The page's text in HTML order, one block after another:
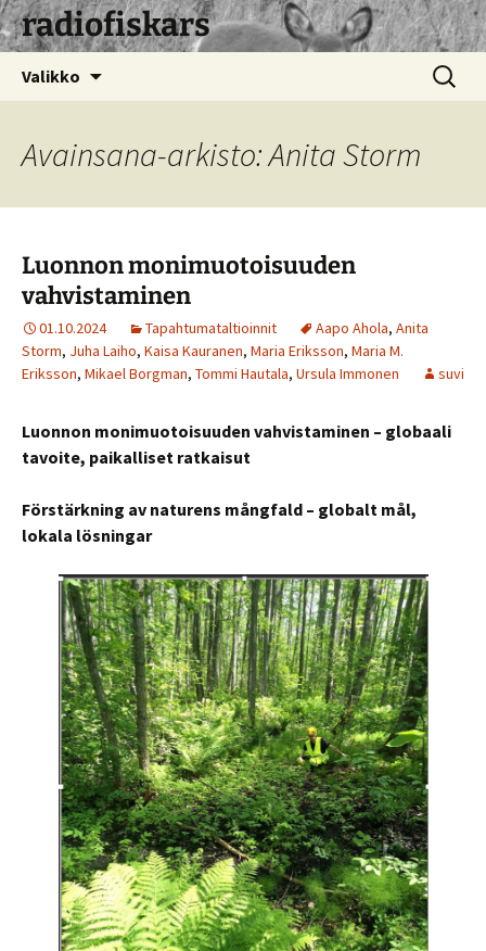
radiofiskars
Valikko Haku:
Avainsana-arkisto: Anita Storm
Luonnon monimuotoisuuden
vahvistaminen
01.10.2024 Tapahtumataltioinnit Aapo Ahola, Anita
Storm, Juha Laiho, Kaisa Kauranen, Maria Eriksson, Maria M.
Eriksson, Mikael Borgman, Tommi Hautala, Ursula Immonen suvi
Luonnon monimuotoisuuden vahvistaminen – globaali
tavoite, paikalliset ratkaisut
Förstärkning av naturens mångfald – globalt mål,
lokala lösningar